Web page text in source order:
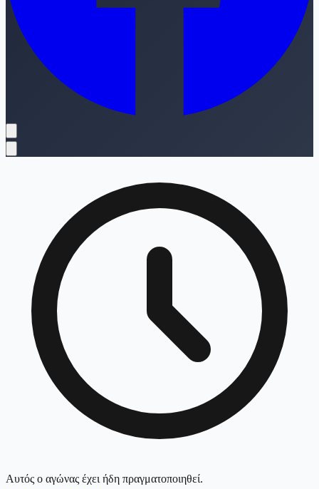
Αυτός ο αγώνας έχει ήδη πραγματοποιηθεί.